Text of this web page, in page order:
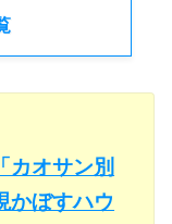
カオサン別
かぼすハウ